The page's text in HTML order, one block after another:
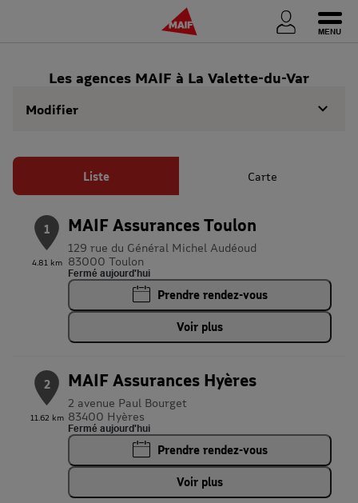
Les agences MAIF à La Valette-du-Var
Modifier
Liste Carte
1
4.81 km
MAIF Assurances Toulon
129 rue du Général Michel Audéoud
83000 Toulon
Fermé aujourd'hui
Prendre rendez-vous
Voir plus
2
11.62 km
MAIF Assurances Hyères
2 avenue Paul Bourget
83400 Hyères
Fermé aujourd'hui
Prendre rendez-vous
Voir plus